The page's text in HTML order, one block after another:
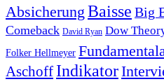
Absicherung Baisse Big
Comeback David Ryan Dow
Folker Hellmeyer
Aschoff Indikator